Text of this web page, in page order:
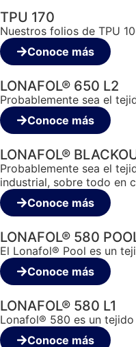
TPU 170
Nuestros folios de TPU
Conoce más
LONAFOL® 650 L2
Probablemente sea el
Conoce más
LONAFOL®
Probablemente sea el
industrial, sobre todo en
Conoce más
LONAFOL® 580
El Lonafol® Pool es un
Conoce más
LONAFOL® 580 L1
Lonafol® 580 es un
Conoce más